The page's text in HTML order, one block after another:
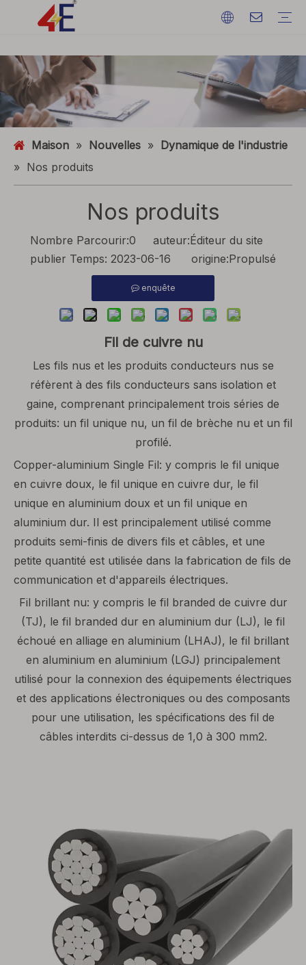
Maison » Nouvelles »
Dynamique de l'industrie
» Nos produits
Nos produits
Nombre Parcourir:0 auteur:Éditeur du site
publier Temps: 2023-06-16 origine:Propulsé
enquête
Fil de cuivre nu
Les fils nus et les produits conducteurs nus se
réfèrent à des fils conducteurs sans isolation et
gaine, comprenant principalement trois séries de
produits: un fil unique nu, un fil de brèche nu et un fil
profilé.
Copper-aluminium Single Fil: y compris le fil unique
en cuivre doux, le fil unique en cuivre dur, le fil
unique en aluminium doux et un fil unique en
aluminium dur. Il est principalement utilisé comme
produits semi-finis de divers fils et câbles, et une
petite quantité est utilisée dans la fabrication de fils de
communication et d'appareils électriques.
Fil brillant nu: y compris le fil branded de cuivre dur
(TJ), le fil branded dur en aluminium dur (LJ), le fil
échoué en alliage en aluminium (LHAJ), le fil brillant
en aluminium en aluminium (LGJ) principalement
utilisé pour la connexion des équipements électriques
et des applications électroniques ou des composants
pour une utilisation, les spécifications des fil de
câbles interdits ci-dessus de 1,0 à 300 mm2.